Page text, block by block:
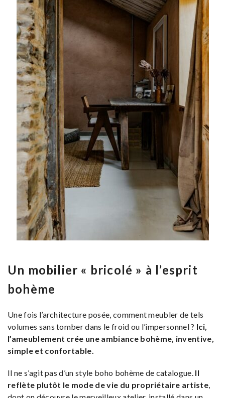
Un mobilier « bricolé » à l’esprit
bohème
Une fois l’architecture posée, comment meubler de tels
volumes sans tomber dans le froid ou l’impersonnel ? Ici,
l’ameublement crée une ambiance bohème, inventive,
simple et confortable.
Il ne s’agit pas d’un style boho bohème de catalogue. Il
reflète plutôt le mode de vie du propriétaire artiste,